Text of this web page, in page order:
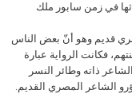
في زمن سابور ملك
قديم وهو أنّ بعض الناس
فكانت الرواية عبارة
ذاته وطائر النسر
الشاعر المصري القديم.